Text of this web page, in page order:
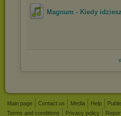
Magnum - Kiedy
Main page Contact us Media Help
Terms and conditions
Privacy policy